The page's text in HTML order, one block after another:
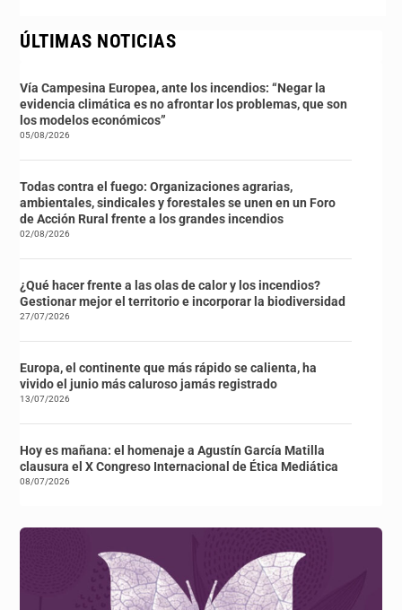
ÚLTIMAS NOTICIAS
Vía Campesina Europea, ante los incendios: “Negar la
evidencia climática es no afrontar los problemas, que son
los modelos económicos”
05/08/2026
Todas contra el fuego: Organizaciones agrarias,
ambientales, sindicales y forestales se unen en un Foro
de Acción Rural frente a los grandes incendios
02/08/2026
¿Qué hacer frente a las olas de calor y los incendios?
Gestionar mejor el territorio e incorporar la biodiversidad
27/07/2026
Europa, el continente que más rápido se calienta, ha
vivido el junio más caluroso jamás registrado
13/07/2026
Hoy es mañana: el homenaje a Agustín García Matilla
clausura el X Congreso Internacional de Ética Mediática
08/07/2026